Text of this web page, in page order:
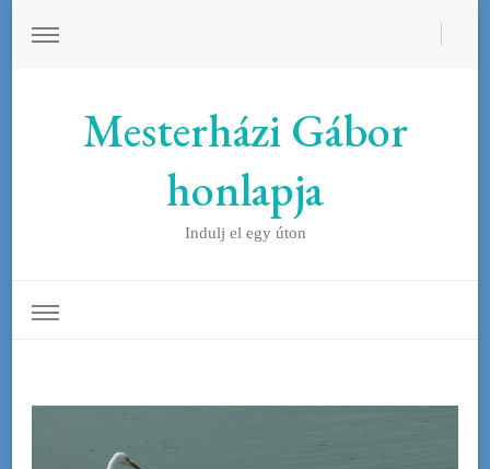
Mesterházi Gábor
honlapja
Indulj el egy úton